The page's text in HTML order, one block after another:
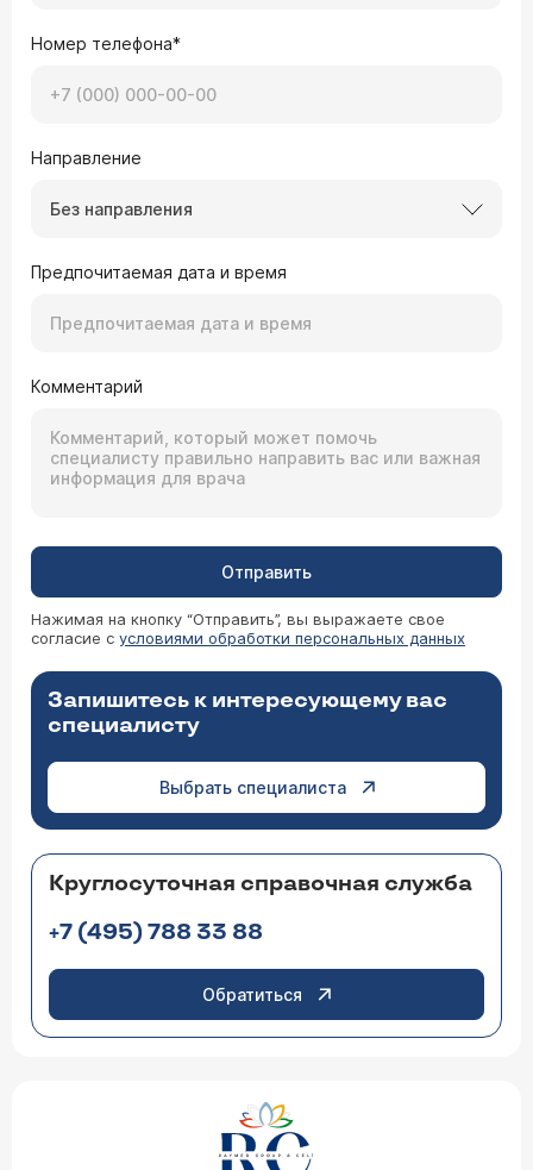
Номер телефона*
Направление
Без направления
Предпочитаемая дата и время
Комментарий
Отправить
Нажимая на кнопку “Отправить”, вы выражаете свое
согласие с условиями обработки персональных данных
Запишитесь к интересующему вас
специалисту
Выбрать специалиста
Круглосуточная справочная служба
+7 (495) 788 33 88
Обратиться